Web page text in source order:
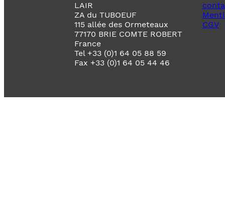
LAIR
ZA du TUBOEUF
115 allée des Ormeteaux
77170 BRIE COMTE ROBERT
France
Tel +33 (0)1 64 05 88 59
Fax +33 (0)1 64 05 44 46
CGV